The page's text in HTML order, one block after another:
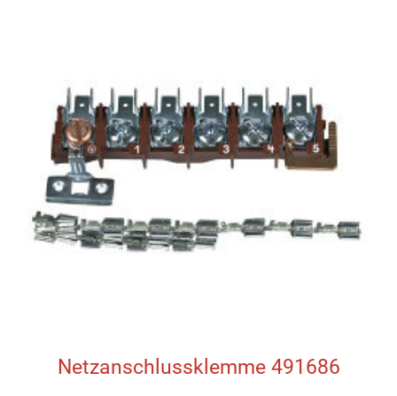
Netzanschlussklemme 491686